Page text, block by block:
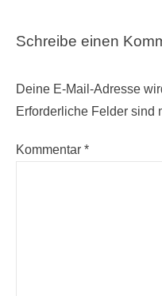
Schreibe einen
Deine E-Mail-Adresse
Erforderliche Felder sind
Kommentar *